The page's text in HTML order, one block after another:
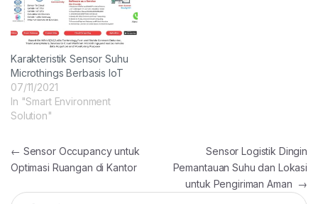
Karakteristik Sensor Suhu
Microthings Berbasis IoT
07/11/2021
In "Smart Environment
Solution"
Post navigation
← Sensor Occupancy untuk
Optimasi Ruangan di Kantor
Sensor Logistik Dingin
Pemantauan Suhu dan Lokasi
untuk Pengiriman Aman →
Search for: